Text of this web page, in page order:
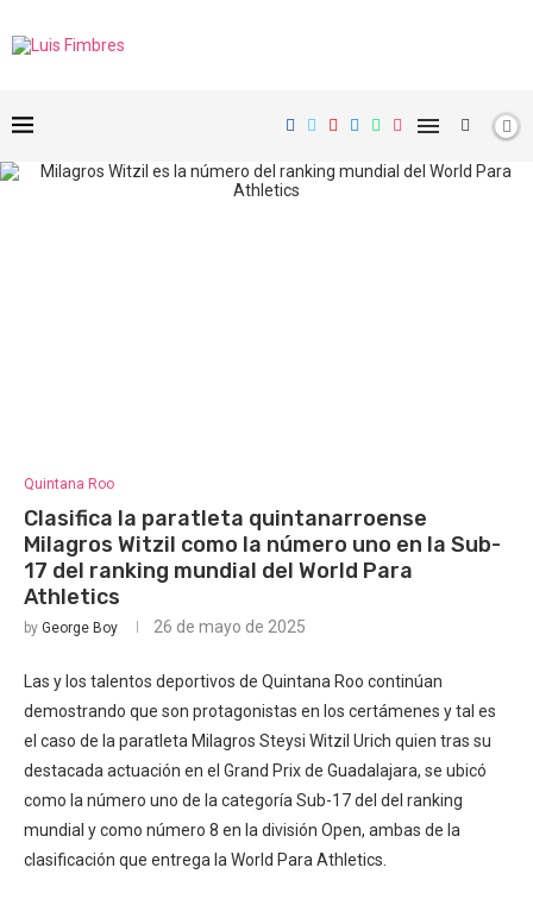
Quintana Roo
Clasifica la paratleta quintanarroense
Milagros Witzil como la número uno en la Sub-
17 del ranking mundial del World Para
Athletics
by George Boy 26 de mayo de 2025
Las y los talentos deportivos de Quintana Roo continúan
demostrando que son protagonistas en los certámenes y tal es
el caso de la paratleta Milagros Steysi Witzil Urich quien tras su
destacada actuación en el Grand Prix de Guadalajara, se ubicó
como la número uno de la categoría Sub-17 del del ranking
mundial y como número 8 en la división Open, ambas de la
clasificación que entrega la World Para Athletics.